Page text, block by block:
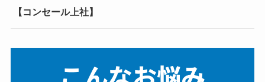
【コンセール上社】